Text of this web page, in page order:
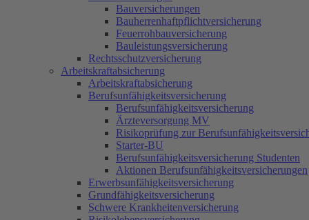
Berufsunfähigkeitsversicherung
Ärzteversorgung MV
Risikoprüfung zur
Starter-BU
Berufsunfähigkeitsversicherung
Aktionen
Erwerbsunfähigkeitsversicherung
Grundfähigkeitsversicherung
Schwere Krankheitenversicherung
Risikolebensversicherung
Unfallversicherung
Unfallversicherung für Soldaten
Alter, Sparen & Finanzen
Altersvorsorgedepot
Risikovarianten
Private Rentenversicherung
Riester Rente
Betriebliche Altersvorsorge
Bauversicherungen
Bauherrenhaftpflichtversicherung
Feuerrohbauversicherung
Bauleistungsversicherung
Rechtsschutzversicherung
Arbeitskraftabsicherung
Arbeitskraftabsicherung
Berufsunfähigkeitsversicherung
Berufsunfähigkeitsversicherung
Ärzteversorgung MV
Risikoprüfung zur
Starter-BU
Berufsunfähigkeitsversicherung Studenten
Aktionen Berufsunfähigkeitsversicherungen
Erwerbsunfähigkeitsversicherung
Grundfähigkeitsversicherung
Schwere Krankheitenversicherung
Bekannt und erwähnt in